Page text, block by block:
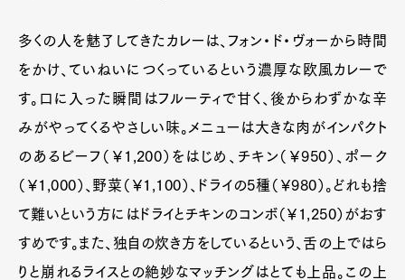
多くの人を魅了してきたカレーは、フォン・ド・ヴォーから時間
をかけ、ていねいにつくっているという濃厚な欧風カレーで
す。口に入った瞬間はフルーティで甘く、後からわずかな辛
みがやってくるやさしい味。メニューは大きな肉がインパクト
のあるビーフ（￥1,200）をはじめ、チキン（￥950）、ポーク
（￥1,000）、野菜（￥1,100）、ドライの5種（￥980）。どれも捨
て難いという方にはドライとチキンのコンボ（￥1,250）がおす
すめです。また、独自の炊き方をしているという、舌の上ではら
りと崩れるライスとの絶妙なマッチングはとても上品。この上